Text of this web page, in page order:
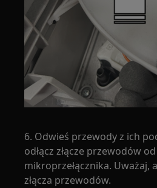
6. Odwieś przewody z ich
odłącz złącze przewodów
mikroprzełącznika. Uważaj,
złącza przewodów.